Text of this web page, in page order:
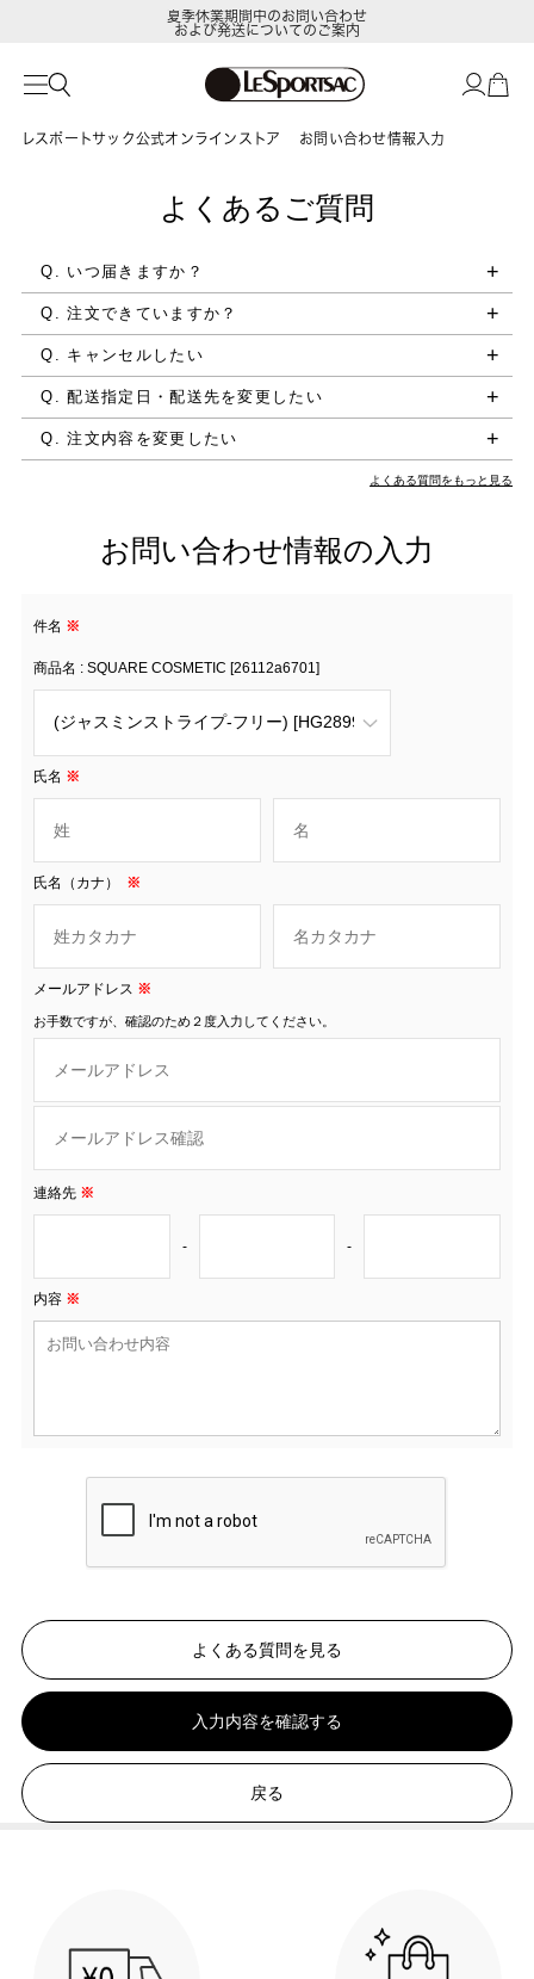
夏季休業期間中のお問い合わせ
および発送についてのご案内
レスポートサック公式オンラインストア お問い合わせ情報入力
よくあるご質問
Q. いつ届きますか？
Q. 注文できていますか？
Q. キャンセルしたい
Q. 配送指定日・配送先を変更したい
Q. 注文内容を変更したい
よくある質問をもっと見る
お問い合わせ情報の入力
件名 ※
商品名 : SQUARE COSMETIC [26112a6701]
氏名 ※
氏名（カナ） ※
メールアドレス ※
お手数ですが、確認のため２度入力してください。
連絡先 ※
- -
内容 ※
よくある質問を見る
入力内容を確認する
戻る